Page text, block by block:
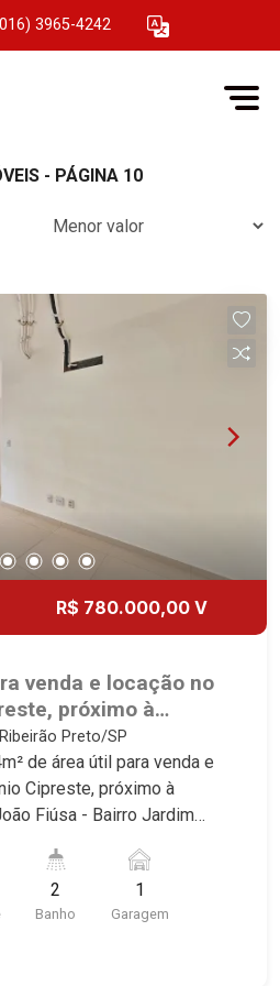
3965-4242
- PÁGINA 10
R$ 780.000,00 V
venda e locação no
próximo à
João Fiúsa -
Preto/SP
de área útil para venda e
Cipreste, próximo à
Fiúsa - Bairro Jardim
imóvel que a Martinelli
- 64m² de área
armários sendo 1 suíte -
2
Banho
1
Garagem